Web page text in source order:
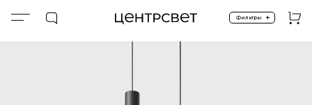
Фильтры +